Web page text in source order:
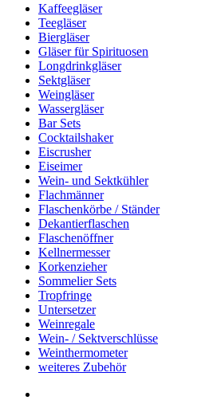
Kaffeegläser
Teegläser
Biergläser
Gläser für Spirituosen
Longdrinkgläser
Sektgläser
Weingläser
Wassergläser
Bar Sets
Cocktailshaker
Eiscrusher
Eiseimer
Wein- und Sektkühler
Flachmänner
Flaschenkörbe / Ständer
Dekantierflaschen
Flaschenöffner
Kellnermesser
Korkenzieher
Sommelier Sets
Tropfringe
Untersetzer
Weinregale
Wein- / Sektverschlüsse
Weinthermometer
weiteres Zubehör